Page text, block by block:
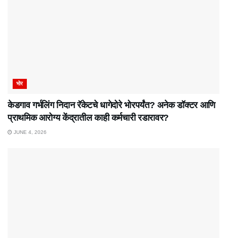
भोर
केडगाव गर्भलिंग निदान रॅकेटचे धागेदोरे भोरपर्यंत? अनेक डॉक्टर आणि
प्राथमिक आरोग्य केंद्रातील काही कर्मचारी रडारावर?
JUNE 4, 2026